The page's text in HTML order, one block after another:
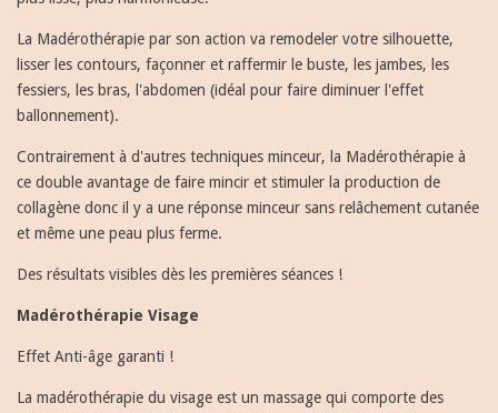
La Madérothérapie par son action va remodeler votre silhouette,
lisser les contours, façonner et raffermir le buste, les jambes, les
fessiers, les bras, l'abdomen (idéal pour faire diminuer l'effet
ballonnement).
Contrairement à d'autres techniques minceur, la Madérothérapie à
ce double avantage de faire mincir et stimuler la production de
collagène donc il y a une réponse minceur sans relâchement cutanée
et même une peau plus ferme.
Des résultats visibles dès les premières séances !
Madérothérapie Visage
Effet Anti-âge garanti !
La madérothérapie du visage est un massage qui comporte des